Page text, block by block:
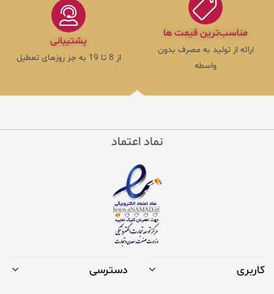
مناسب‌ترین قیمت ها
ارائه از تولید به مصرف بدون
واسطه
پشتیبانی
از 8 تا 19 به جز روزهای تعطیل
دسترسی کاربری
نماد اعتماد